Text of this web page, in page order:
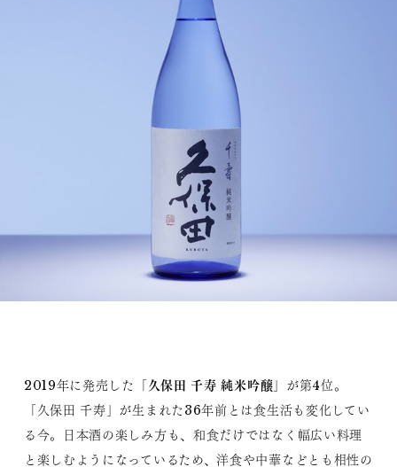
2019年に発売した「久保田 千寿 純米吟醸」が第4位。
「久保田 千寿」が生まれた36年前とは食生活も変化してい
る今。日本酒の楽しみ方も、和食だけではなく幅広い料理
と楽しむようになっているため、洋食や中華などとも相性の